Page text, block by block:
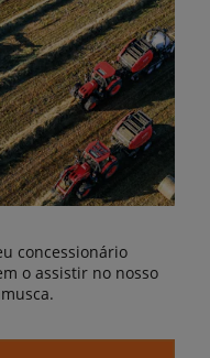
concessionário
o assistir no nosso